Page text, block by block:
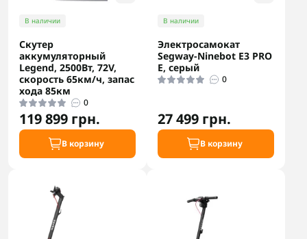
В наличии
Скутер
аккумуляторный
Legend, 2500Вт, 72V,
скорость 65км/ч, запас
хода 85км
0
119 899 грн.
В корзину
В наличии
Электросамокат
Segway-Ninebot E3 PRO
E, серый
0
27 499 грн.
В корзину